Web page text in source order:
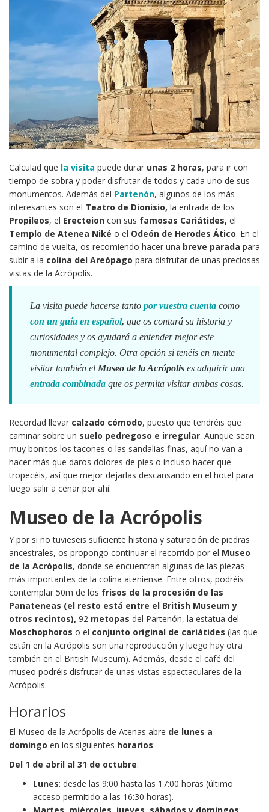
Calculad que la visita puede durar unas 2 horas, para ir con
tiempo de sobra y poder disfrutar de todos y cada uno de sus
monumentos. Además del Partenón, algunos de los más
interesantes son el Teatro de Dionisio, la entrada de los
Propileos, el Erecteion con sus famosas Cariátides, el
Templo de Atenea Niké o el Odeón de Herodes Ático. En el
camino de vuelta, os recomiendo hacer una breve parada para
subir a la colina del Areópago para disfrutar de unas preciosas
vistas de la Acrópolis.
La visita puede hacerse tanto por vuestra cuenta como
con un guía en español, que os contará su historia y
curiosidades y os ayudará a entender mejor este
monumental complejo. Otra opción si tenéis en mente
visitar también el Museo de la Acrópolis es adquirir una
entrada combinada que os permita visitar ambas cosas.
Recordad llevar calzado cómodo, puesto que tendréis que
caminar sobre un suelo pedregoso e irregular. Aunque sean
muy bonitos los tacones o las sandalias finas, aquí no van a
hacer más que daros dolores de pies o incluso hacer que
tropecéis, así que mejor dejarlas descansando en el hotel para
luego salir a cenar por ahí.
Museo de la Acrópolis
Y por si no tuvieseis suficiente historia y saturación de piedras
ancestrales, os propongo continuar el recorrido por el Museo
de la Acrópolis, donde se encuentran algunas de las piezas
más importantes de la colina ateniense. Entre otros, podréis
contemplar 50m de los frisos de la procesión de las
Panateneas (el resto está entre el British Museum y
otros recintos), 92 metopas del Partenón, la estatua del
Moschophoros o el conjunto original de cariátides (las que
están en la Acrópolis son una reproducción y luego hay otra
también en el British Museum). Además, desde el café del
museo podréis disfrutar de unas vistas espectaculares de la
Acrópolis.
Horarios
El Museo de la Acrópolis de Atenas abre de lunes a
domingo en los siguientes horarios:
Del 1 de abril al 31 de octubre:
Lunes: desde las 9:00 hasta las 17:00 horas (último
acceso permitido a las 16:30 horas).